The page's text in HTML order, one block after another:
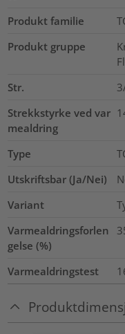
Produkt familie
Produkt gruppe
Str.
Strekkstyrke ved var
mealdring
Type
Utskriftsbar (Ja/Nei)
Variant
Varmealdringsforlen
gelse (%)
Varmealdringstest